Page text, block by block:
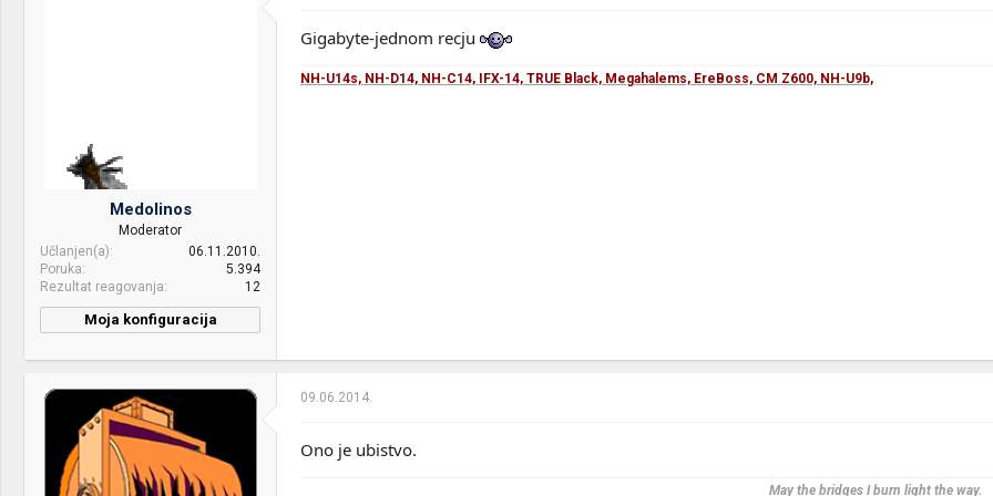
Medolinos
Moderator
Učlanjen(a)
06.11.2010.
Poruka
5.394
Rezultat reagovanja
12
Moja konfiguracija
Name:
CPU & cooler:
AMD FX 8350 / Noctua NH-
U14s / NF-A15 Puss-Pull
Motherboard:
Gigabayte 990FXA-UD5 rev.
3.0
Gigabyte-jednom recju
NH-U14s, NH-D14, NH-C14, IFX-14, TRUE Black, Megahalems, EreBoss, CM Z600, NH-U9b,
09.06.2014.
Ono je ubistvo.
May the bridges I burn light the way.